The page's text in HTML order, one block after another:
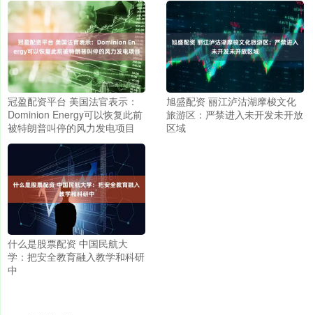
冠盈配资平台 美国法官表示：
Dominion Energy可以恢复此前
被特朗普叫停的风力发电项目
旭盛配资 丽江泸沽湖摩梭文化
旅游区：严禁进入未开发未开放
区域
什么是股票配资 中国民航大
学：把安全教育融入教学和科研
中